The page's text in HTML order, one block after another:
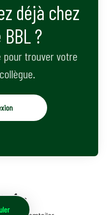
déjà chez
?
pour trouver votre